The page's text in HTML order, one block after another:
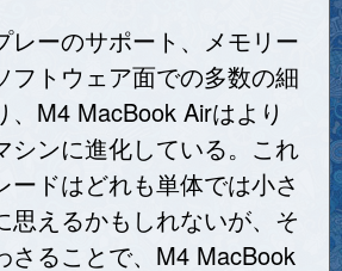
ーのサポート、メモリー
フトウェア面での多数の細
、M4 MacBook Airはより
シンに進化している。これ
ードはどれも単体では小さ
思えるかもしれないが、そ
さることで、M4 MacBook